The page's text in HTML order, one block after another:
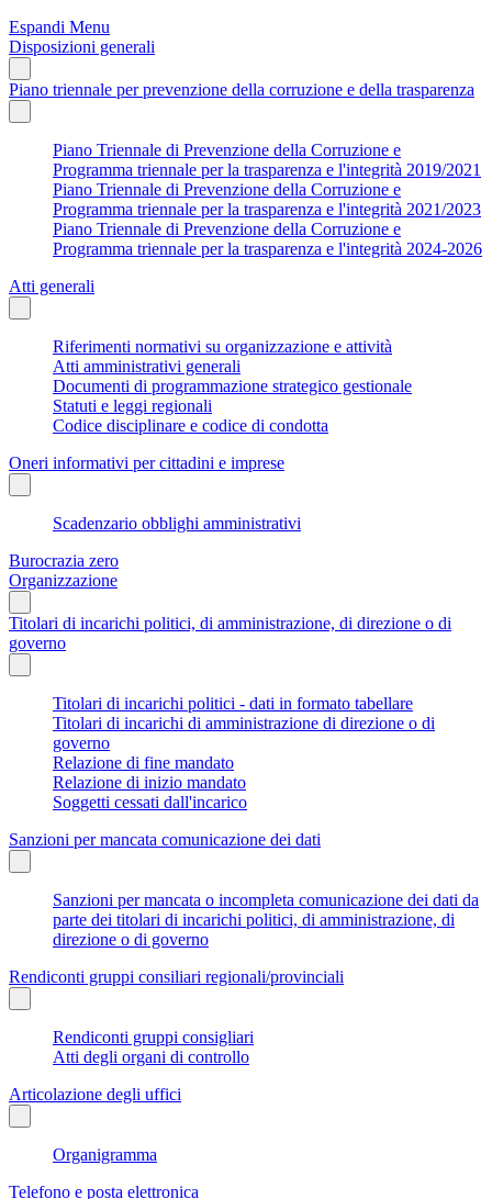
Espandi Menu
Disposizioni generali
Piano triennale per prevenzione della corruzione e della trasparenza
Piano Triennale di Prevenzione della Corruzione e
Programma triennale per la trasparenza e l'integrità 2019/2021
Piano Triennale di Prevenzione della Corruzione e
Programma triennale per la trasparenza e l'integrità 2021/2023
Piano Triennale di Prevenzione della Corruzione e
Programma triennale per la trasparenza e l'integrità 2024-2026
Atti generali
Riferimenti normativi su organizzazione e attività
Atti amministrativi generali
Documenti di programmazione strategico gestionale
Statuti e leggi regionali
Codice disciplinare e codice di condotta
Oneri informativi per cittadini e imprese
Scadenzario obblighi amministrativi
Burocrazia zero
Organizzazione
Titolari di incarichi politici, di amministrazione, di direzione o di
governo
Titolari di incarichi politici - dati in formato tabellare
Titolari di incarichi di amministrazione di direzione o di
governo
Relazione di fine mandato
Relazione di inizio mandato
Soggetti cessati dall'incarico
Sanzioni per mancata comunicazione dei dati
Sanzioni per mancata o incompleta comunicazione dei dati da
parte dei titolari di incarichi politici, di amministrazione, di
direzione o di governo
Rendiconti gruppi consiliari regionali/provinciali
Rendiconti gruppi consigliari
Atti degli organi di controllo
Articolazione degli uffici
Organigramma
Telefono e posta elettronica